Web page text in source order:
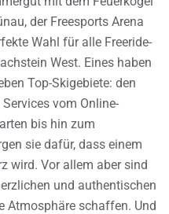
der Freesports Arena
Wahl für alle Freeride-
West. Eines haben
Top-Skigebiete: den
vom Online-
bis hin zum
sie dafür, dass einem
wird. Vor allem aber sind
und authentischen
Atmosphäre schaffen. Und